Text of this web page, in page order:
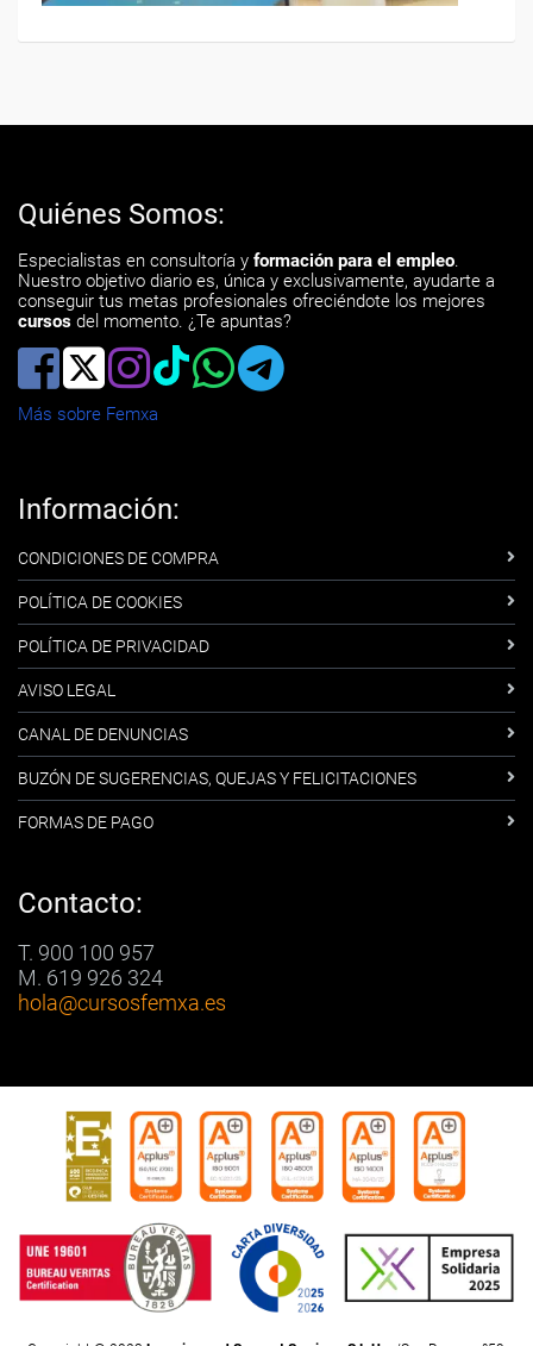
Quiénes Somos:
Especialistas en consultoría y formación para el empleo.
Nuestro objetivo diario es, única y exclusivamente, ayudarte a
conseguir tus metas profesionales ofreciéndote los mejores
cursos del momento. ¿Te apuntas?
Más sobre Femxa
Información:
CONDICIONES DE COMPRA
POLÍTICA DE COOKIES
POLÍTICA DE PRIVACIDAD
AVISO LEGAL
CANAL DE DENUNCIAS
BUZÓN DE SUGERENCIAS, QUEJAS Y FELICITACIONES
FORMAS DE PAGO
Contacto:
T. 900 100 957
M. 619 926 324
hola@cursosfemxa.es